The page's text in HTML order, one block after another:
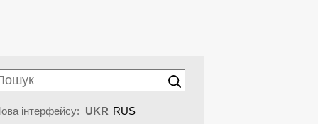
інтерфейсу: UKR RUS